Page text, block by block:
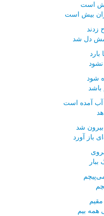
است
بیش است
دل شد
شود
باشد
آمده است
شد
باز آورد
همه بیم